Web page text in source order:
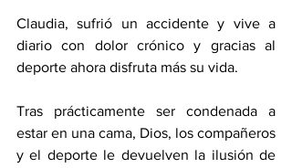
Claudia, sufrió un accidente y vive a
diario con dolor crónico y gracias al
deporte ahora disfruta más su vida.
Tras prácticamente ser condenada a
estar en una cama, Dios, los compañeros
y el deporte le devuelven la ilusión de